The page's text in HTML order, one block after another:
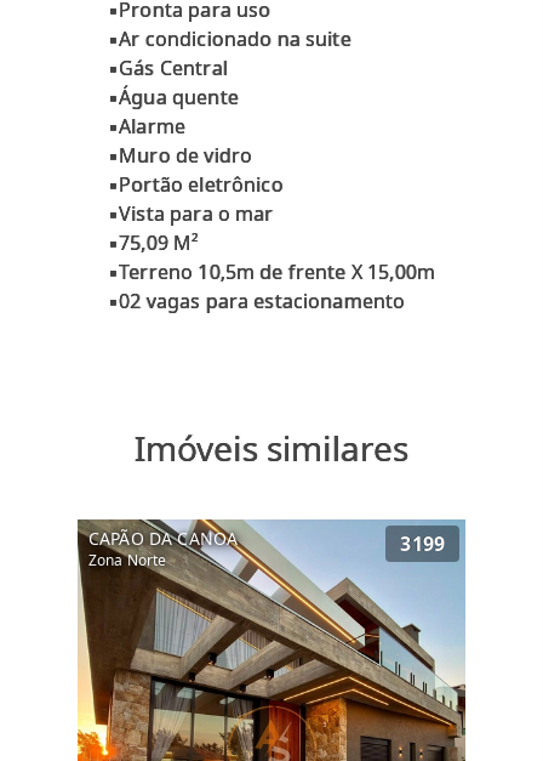
▪️Pronta para uso
▪️Ar condicionado na suite
▪️Gás Central
▪️Água quente
▪️Alarme
▪️Muro de vidro
▪️Portão eletrônico
▪️Vista para o mar
▪️75,09 M²
▪️Terreno 10,5m de frente X 15,00m
Imóveis similares
CAPÃO DA CANOA
Zona Norte
3199